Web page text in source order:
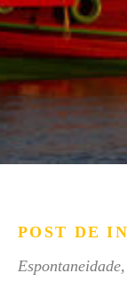
POST DE